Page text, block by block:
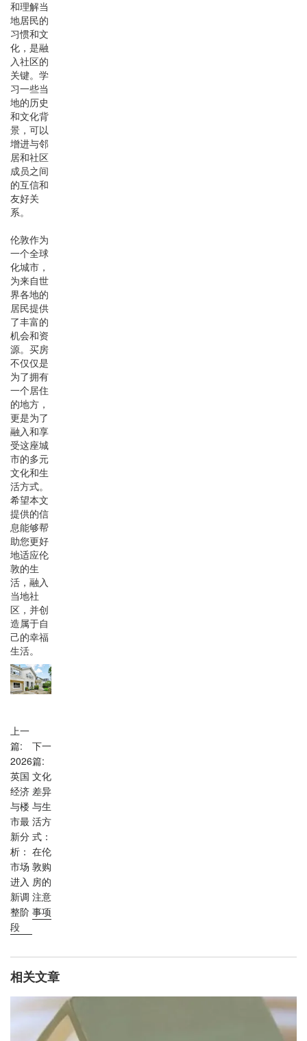
和理解当
地居民的
习惯和文
化，是融
入社区的
关键。学
习一些当
地的历史
和文化背
景，可以
增进与邻
居和社区
成员之间
的互信和
友好关
系。
伦敦作为
一个全球
化城市，
为来自世
界各地的
居民提供
了丰富的
机会和资
源。买房
不仅仅是
为了拥有
一个居住
的地方，
更是为了
融入和享
受这座城
市的多元
文化和生
活方式。
希望本文
提供的信
息能够帮
助您更好
地适应伦
敦的生
活，融入
当地社
区，并创
造属于自
己的幸福
生活。
上一
篇:
2026
英国
经济
与楼
市最
新分
析：
市场
进入
新调
整阶
段
下一
篇:
文化
差异
与生
活方
式：
在伦
敦购
房的
注意
事项
相关文章